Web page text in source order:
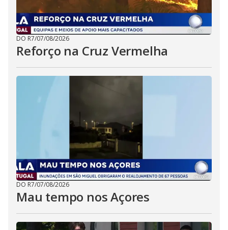
DO R7/07/08/2026
Reforço na Cruz Vermelha
DO R7/07/08/2026
Mau tempo nos Açores